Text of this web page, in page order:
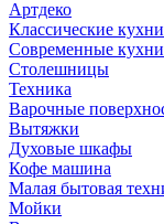
Артдеко
Классические кухни
Современные кухни
Столешницы
Техника
Варочные
Вытяжки
Духовые шкафы
Кофе машина
Малая бытовая
Мойки